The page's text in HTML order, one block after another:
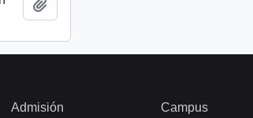
Admisión Campus